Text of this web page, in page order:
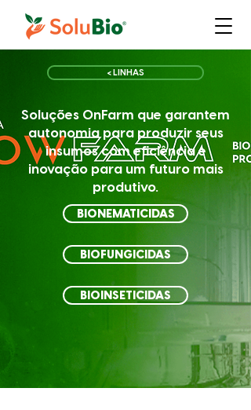
< LINHAS
Soluções OnFarm que garantem
autonomia para produzir seus
insumos com eficiência e
inovação para um futuro mais
produtivo.
BIONEMATICIDAS
BIOFUNGICIDAS
BIOINSETICIDAS